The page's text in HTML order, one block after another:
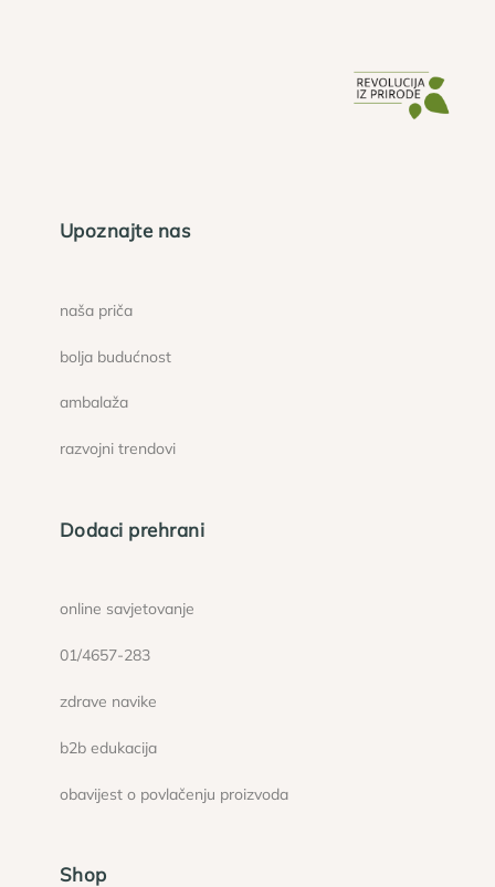
Upoznajte nas
naša priča
bolja budućnost
ambalaža
razvojni trendovi
Dodaci prehrani
online savjetovanje
01/4657-283
zdrave navike
b2b edukacija
obavijest o povlačenju proizvoda
Shop